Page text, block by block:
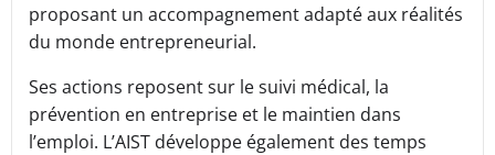
proposant un accompagnement adapté aux réalités
du monde entrepreneurial.
Ses actions reposent sur le suivi médical, la
prévention en entreprise et le maintien dans
l’emploi. L’AIST développe également des temps